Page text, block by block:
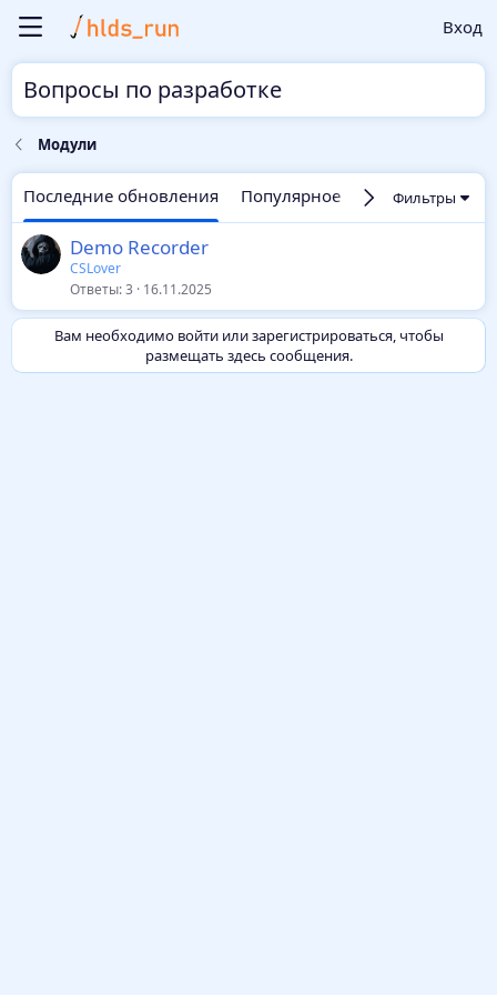
Вход
Вопросы по разработке
Модули
Последние обновления Популярное Новые Без
Фильтры
Demo Recorder
CSLover
Ответы 3 16.11.2025
Вам необходимо войти или зарегистрироваться, чтобы
размещать здесь сообщения.